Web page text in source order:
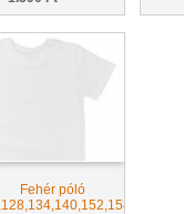
Fehér póló